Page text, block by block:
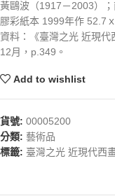
黃鷗波（1917－2003）
膠彩紙本 1999年作 52.7
資料：《臺灣之光 近現
12月，p.349。
Add to wishlist
貨號: 00005200
分類: 藝術品
標籤: 臺灣之光 近現代西